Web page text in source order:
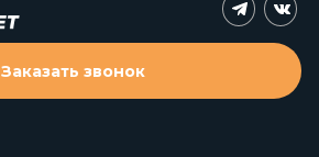
Заказать звонок